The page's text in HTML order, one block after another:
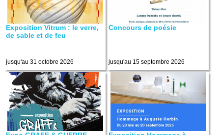
Exposition Vitrum : le verre,
de sable et de feu
jusqu'au 31 octobre 2026
Concours de poésie
jusqu'au 15 septembre 2026